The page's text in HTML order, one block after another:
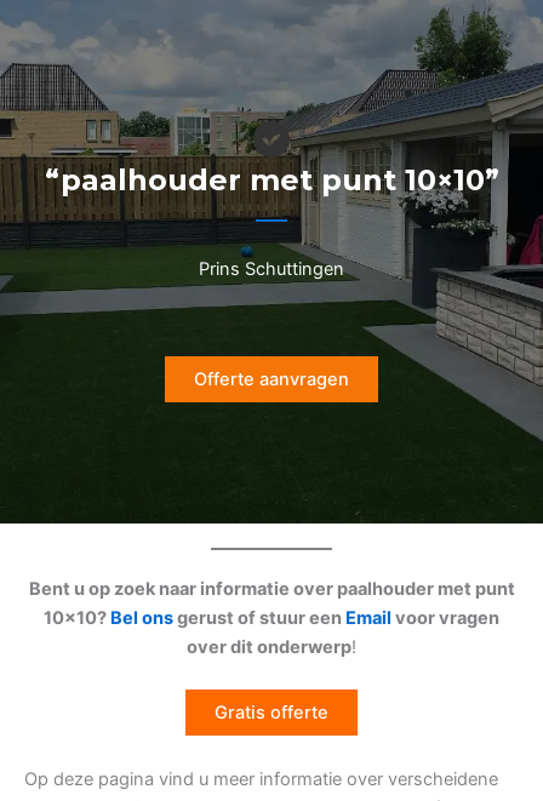
naar
de
inhoud
“paalhouder met punt 10×10”
Prins Schuttingen
Offerte aanvragen
Bent u op zoek naar informatie over paalhouder met punt
10×10? Bel onsgerust of stuur een Email voor vragen
over dit onderwerp!
Gratis offerte
Op deze pagina vind u meer informatie over verscheidene